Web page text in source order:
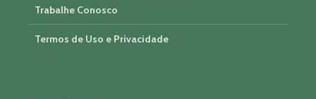
Trabalhe Conosco
Termos de Uso e Privacidade